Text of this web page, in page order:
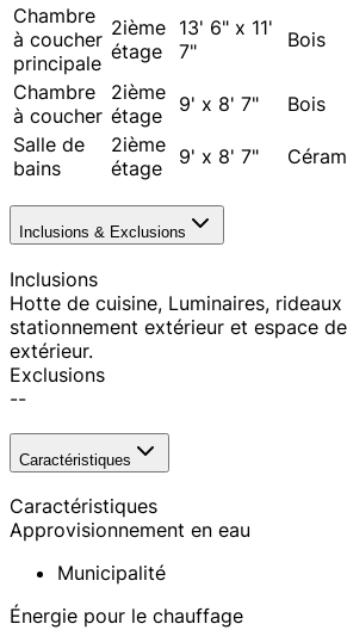
Chambre
à coucher
principale
2ième
étage
13' 6" x 11'
7"
Bois
Chambre
à coucher
2ième
étage
9' x 8' 7"
Bois
Salle de
bains
2ième
étage
9' x 8' 7"
Inclusions & Exclusions
Inclusions
Hotte de cuisine, Luminaires,
stationnement extérieur et espace
extérieur.
Exclusions
--
Caractéristiques
Caractéristiques
Approvisionnement en eau
Municipalité
Énergie pour le chauffage